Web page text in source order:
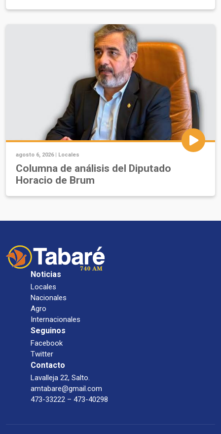
agosto 6, 2026 | Locales
Columna de análisis del Diputado
Horacio de Brum
Noticias
Locales
Nacionales
Agro
Internacionales
Seguinos
Facebook
Twitter
Contacto
Lavalleja 22, Salto.
amtabare@gmail.com
473-33222 – 473-40298